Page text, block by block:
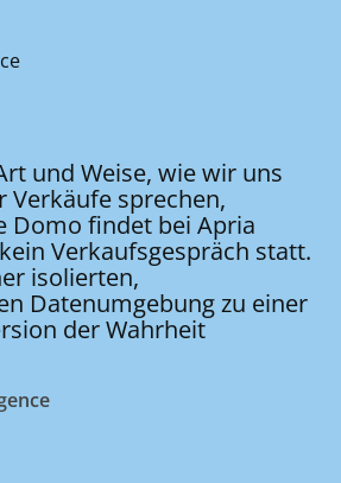
und Weise, wie wir uns
sprechen,
Domo findet bei Apria
Verkaufsgespräch statt.
isolierten,
Datenumgebung zu einer
der Wahrheit